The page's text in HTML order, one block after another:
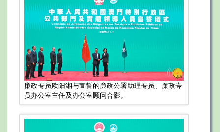
廉政专员欧阳湘与宣誓的廉政公署助理专员、廉政专
员办公室主任及办公室顾问合影。